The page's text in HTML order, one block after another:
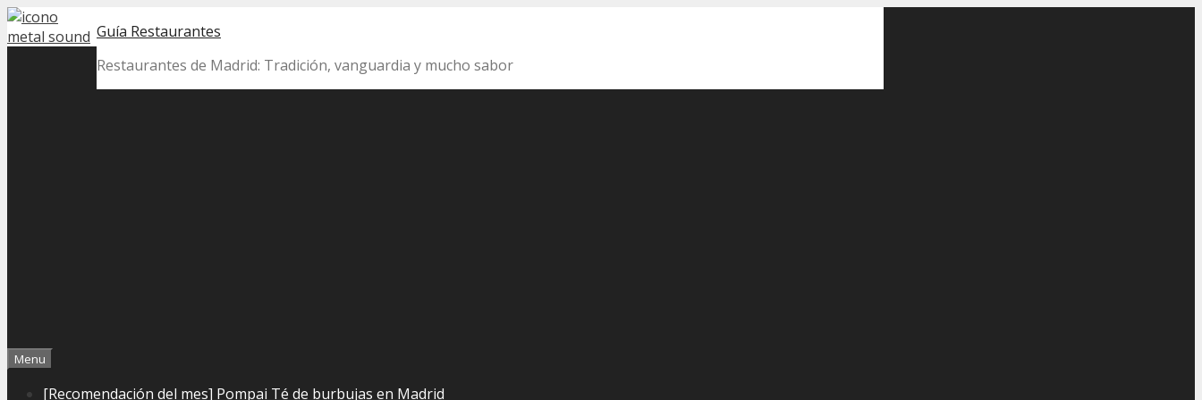
Skip
to
Guía Restaurantes
Restaurantes de Madrid: Tradición, vanguardia y mucho sabor
Menu
[Recomendación del mes] Pompai Té de burbujas en Madrid